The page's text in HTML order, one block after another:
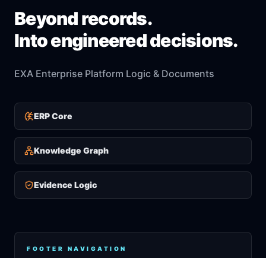
Beyond records.
Into engineered decisions.
EXA Enterprise Platform Logic & Documents
ERP Core
Knowledge Graph
Evidence Logic
FOOTER NAVIGATION